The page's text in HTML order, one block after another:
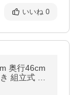
いいね 0
奥行46cm
組立式 ブ
ル 送料無